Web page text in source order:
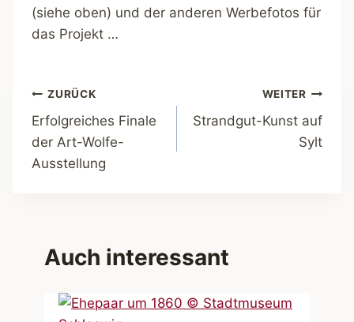
(siehe oben) und der anderen Werbefotos für
das Projekt …
Beitragsnavigation
ZURÜCK
Erfolgreiches Finale
der Art-Wolfe-
Ausstellung
WEITER
Strandgut-Kunst auf
Sylt
Auch interessant